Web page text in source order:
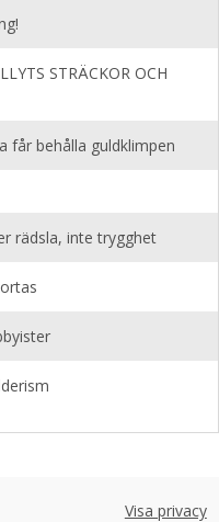
STRÄCKOR OCH
får behålla guldklimpen
rädsla, inte trygghet
Visa privacy